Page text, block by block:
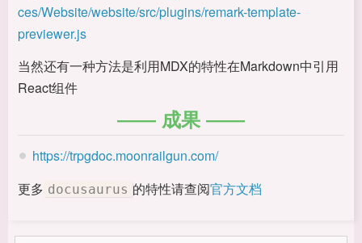
ces/Website/website/src/plugins/remark-template-
previewer.js
当然还有一种方法是利用MDX的特性在Markdown中引用
React组件
成果
https://trpgdoc.moonrailgun.com/
更多 docusaurus 的特性请查阅官方文档